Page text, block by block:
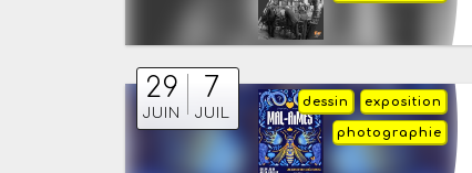
29
JUIN
7
JUIL
exposition
dessin
photographie